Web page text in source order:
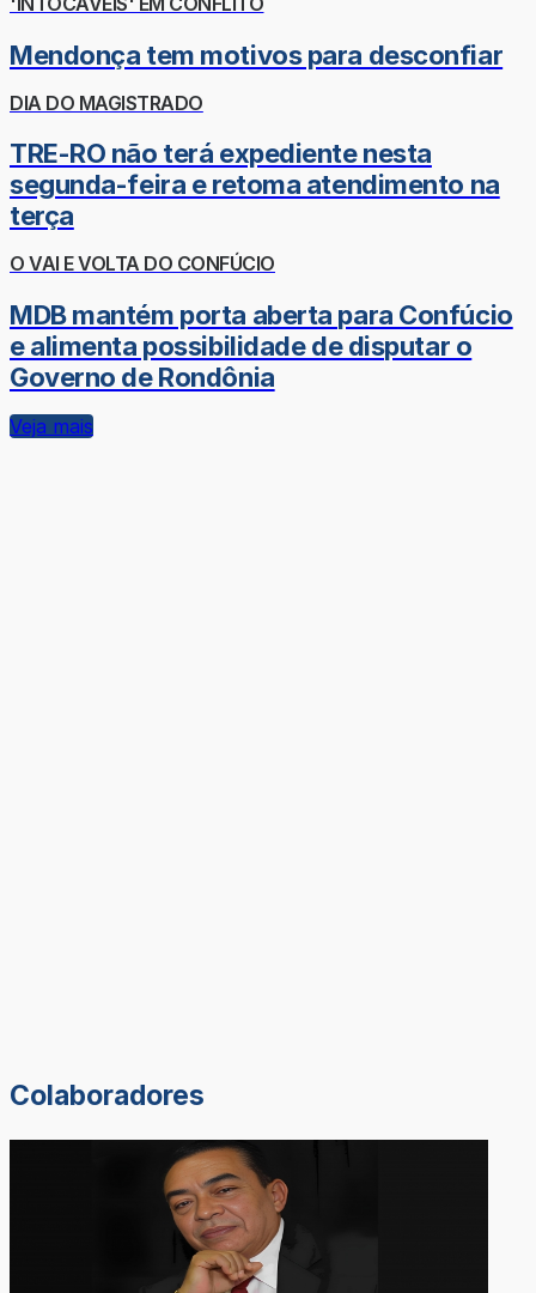
Mendonça tem motivos para desconfiar
DIA DO MAGISTRADO
TRE-RO não terá expediente nesta
segunda-feira e retoma atendimento na
terça
O VAI E VOLTA DO CONFÚCIO
MDB mantém porta aberta para Confúcio
e alimenta possibilidade de disputar o
Governo de Rondônia
Veja mais
Colaboradores